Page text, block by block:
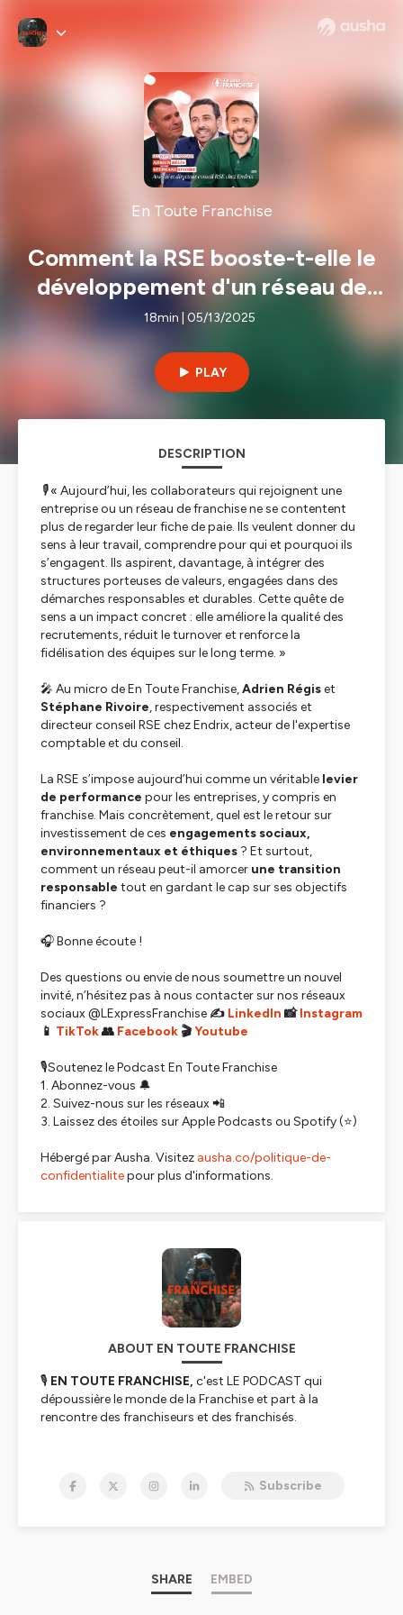
En Toute Franchise
Comment la RSE booste-t-elle le
développement d'un réseau de
franchise ? [Parole d'Expert]
18min | 05/13/2025
PLAY
DESCRIPTION
🎙️ « Aujourd’hui, les collaborateurs qui rejoignent une
entreprise ou un réseau de franchise ne se contentent
plus de regarder leur fiche de paie. Ils veulent donner du
sens à leur travail, comprendre pour qui et pourquoi ils
s’engagent. Ils aspirent, davantage, à intégrer des
structures porteuses de valeurs, engagées dans des
démarches responsables et durables. Cette quête de
sens a un impact concret : elle améliore la qualité des
recrutements, réduit le turnover et renforce la
fidélisation des équipes sur le long terme. »
🎤 Au micro de En Toute Franchise,Adrien Régiset
Stéphane Rivoire, respectivement associés et
directeur conseil RSE chez Endrix, acteur de l'expertise
comptable et du conseil.
La RSE s’impose aujourd’hui comme un véritable levier
de performance pour les entreprises, y compris en
franchise. Mais concrètement, quel est le retour sur
investissement de ces engagements sociaux,
environnementaux et éthiques ? Et surtout,
comment un réseau peut-il amorcer une transition
responsable tout en gardant le cap sur ses objectifs
financiers ?
🎧 Bonne écoute !
Des questions ou envie de nous soumettre un nouvel
invité, n’hésitez pas à nous contacter sur nos réseaux
sociaux @LExpressFranchise ✍️ LinkedIn 📸Instagram
📱 TikTok👥 Facebook 🎬Youtube
🎙Soutenez le Podcast En Toute Franchise
1. Abonnez-vous 🔔
2. Suivez-nous sur les réseaux 📲
3. Laissez des étoiles sur Apple Podcasts ou Spotify (⭐)
Hébergé par Ausha. Visitez ausha.co/politique-de-
confidentialitepour plus d'informations.
ABOUT EN TOUTE FRANCHISE
🎙️ EN TOUTE FRANCHISE, c'est LE PODCAST qui
dépoussière le monde de la Franchise et part à la
rencontre des franchiseurs et des franchisés.
connue, une voie discrète mais une voie regorgeant de
de projecteurs sur la franchise.
Subscribe
SHARE EMBED